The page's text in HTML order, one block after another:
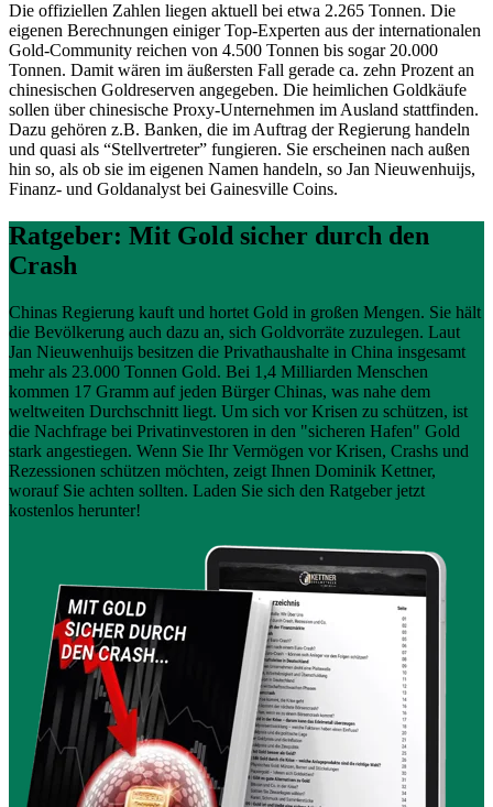
Die offiziellen Zahlen liegen aktuell bei etwa 2.265 Tonnen. Die
eigenen Berechnungen einiger Top-Experten aus der internationalen
Gold-Community reichen von 4.500 Tonnen bis sogar 20.000
Tonnen. Damit wären im äußersten Fall gerade ca. zehn Prozent an
chinesischen Goldreserven angegeben. Die heimlichen Goldkäufe
sollen über chinesische Proxy-Unternehmen im Ausland stattfinden.
Dazu gehören z.B. Banken, die im Auftrag der Regierung handeln
und quasi als “Stellvertreter” fungieren. Sie erscheinen nach außen
hin so, als ob sie im eigenen Namen handeln, so Jan Nieuwenhuijs,
Finanz- und Goldanalyst bei Gainesville Coins.
Ratgeber: Mit Gold sicher durch den
Crash
Chinas Regierung kauft und hortet Gold in großen Mengen. Sie hält
die Bevölkerung auch dazu an, sich Goldvorräte zuzulegen. Laut
Jan Nieuwenhuijs besitzen die Privathaushalte in China insgesamt
mehr als 23.000 Tonnen Gold. Bei 1,4 Milliarden Menschen
kommen 17 Gramm auf jeden Bürger Chinas, was nahe dem
weltweiten Durchschnitt liegt. Um sich vor Krisen zu schützen, ist
die Nachfrage bei Privatinvestoren in den "sicheren Hafen" Gold
stark angestiegen. Wenn Sie Ihr Vermögen vor Krisen, Crashs und
Rezessionen schützen möchten, zeigt Ihnen Dominik Kettner,
worauf Sie achten sollten. Laden Sie sich den Ratgeber jetzt
kostenlos herunter!